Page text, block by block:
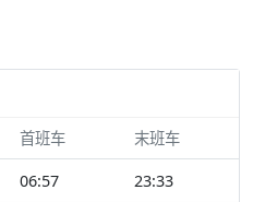
首班车 末班车
06:57 23:33